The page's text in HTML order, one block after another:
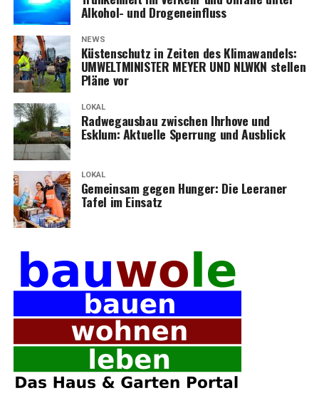
Alko­hol- und Drogeneinfluss
NEWS
Küs­ten­schutz in Zei­ten des Kli­ma­wan­dels:
UMWELTMINISTER MEYER UND NLWKN stel­len
Plä­ne vor
LOKAL
Rad­weg­aus­bau zwi­schen Ihr­ho­ve und
Esklum: Aktu­el­le Sper­rung und Ausblick
LOKAL
Gemein­sam gegen Hun­ger: Die Leera­ner
Tafel im Einsatz